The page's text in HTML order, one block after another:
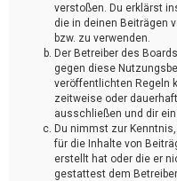
verstoßen. Du erklärst
die in deinen Beiträgen
bzw. zu verwenden.
Der Betreiber des
gegen diese
veröffentlichten Regeln
zeitweise oder
ausschließen und dir
Du nimmst zur
für die Inhalte von
erstellt hat oder die er
gestattest dem